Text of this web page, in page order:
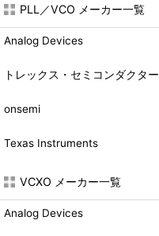
PLL／VCO メーカー一覧
Analog Devices
トレックス・セミコンダクター
onsemi
Texas Instruments
VCXO メーカー一覧
Analog Devices